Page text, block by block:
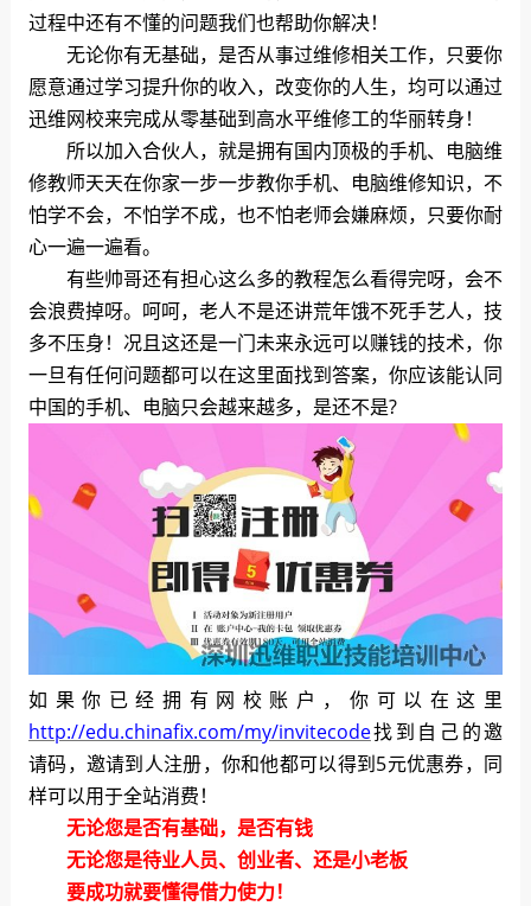
过程中还有不懂的问题我们也帮助你解决！
无论你有无基础，是否从事过维修相关工作，只要你
愿意通过学习提升你的收入，改变你的人生，均可以通过
迅维网校来完成从零基础到高水平维修工的华丽转身！
所以加入合伙人，就是拥有国内顶极的手机、电脑维
修教师天天在你家一步一步教你手机、电脑维修知识，不
怕学不会，不怕学不成，也不怕老师会嫌麻烦，只要你耐
心一遍一遍看。
有些帅哥还有担心这么多的教程怎么看得完呀，会不
会浪费掉呀。呵呵，老人不是还讲荒年饿不死手艺人，技
多不压身！况且这还是一门未来永远可以赚钱的技术，你
一旦有任何问题都可以在这里面找到答案，你应该能认同
中国的手机、电脑只会越来越多，是还不是?
如果你已经拥有网校账户，你可以在这里
http://edu.chinafix.com/my/invitecode找到自己的邀
请码， 邀请到人注册，你和他都可以得到5元优惠券，同
样可以用于全站消费！
无论您是否有基础，是否有钱
无论您是待业人员、创业者、还是小老板
要成功就要懂得借力使力！